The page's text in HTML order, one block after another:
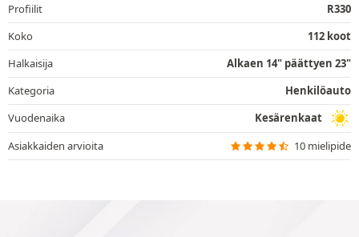
Profiilit
R330
Koko
112 koot
Halkaisija
Alkaen 14" päättyen 23"
Kategoria
Henkilöauto
Vuodenaika
Kesärenkaat
Asiakkaiden arvioita
10 mielipide